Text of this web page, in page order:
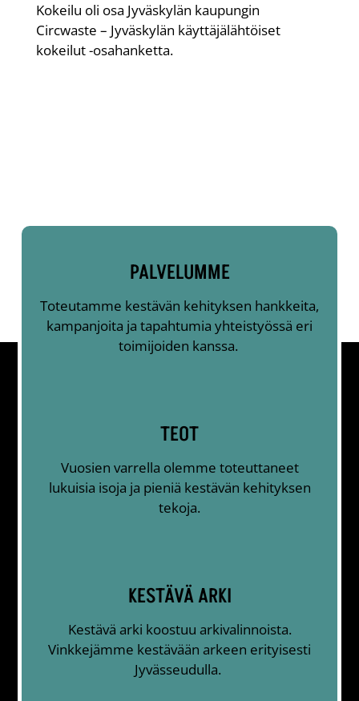
Kokeilu oli osa Jyväskylän kaupungin
Circwaste – Jyväskylän käyttäjälähtöiset
kokeilut -osahanketta.
PALVELUMME
Toteutamme kestävän kehityksen hankkeita,
kampanjoita ja tapahtumia yhteistyössä eri
toimijoiden kanssa.
TEOT
Vuosien varrella olemme toteuttaneet
lukuisia isoja ja pieniä kestävän kehityksen
tekoja.
KESTÄVÄ ARKI
Kestävä arki koostuu arkivalinnoista.
Vinkkejämme kestävään arkeen erityisesti
Jyvässeudulla.